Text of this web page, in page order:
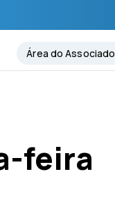
Área do Associado
feira